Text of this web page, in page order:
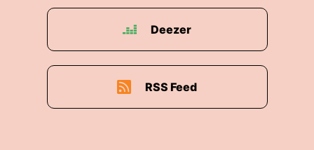
Deezer
RSS Feed